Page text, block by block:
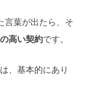
言葉が出たら、そ
高い契約です。
、基本的にあり